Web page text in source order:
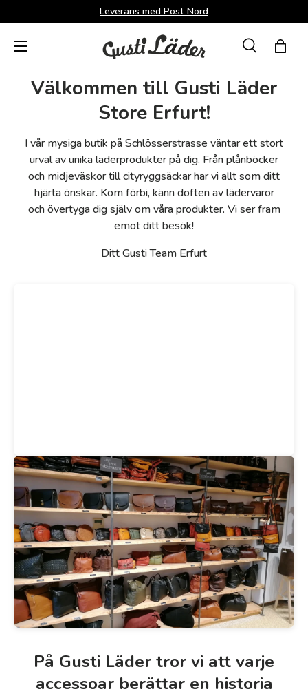
Direkt till innehållet
Leverans med Post Nord
Sök
Suche
Menü
Välkommen till Gusti Läder
Store Erfurt!
I vår mysiga butik på Schlösserstrasse väntar ett stort
urval av unika läderprodukter på dig. Från plånböcker
och midjeväskor till cityryggsäckar har vi allt som ditt
hjärta önskar. Kom förbi, känn doften av lädervaror
och övertyga dig själv om våra produkter. Vi ser fram
emot ditt besök!
Ditt Gusti Team Erfurt
På Gusti Läder tror vi att varje
accessoar berättar en historia